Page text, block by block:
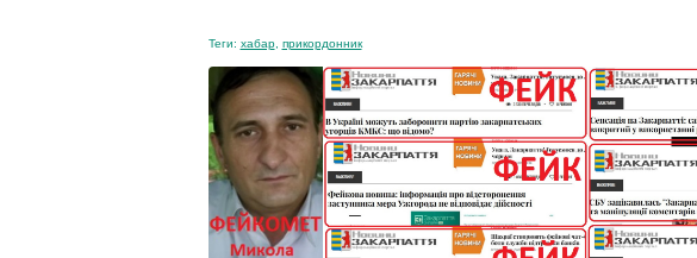
Теги: хабар, прикордонник